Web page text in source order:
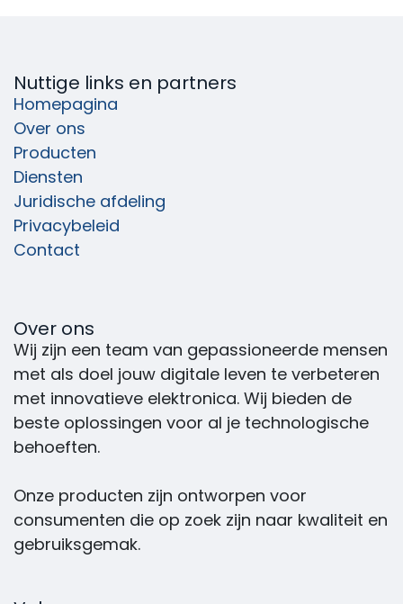
Nuttige links en partners
Homepagina
Over ons
Producten
Diensten
Juridische afdeling
Privacybeleid
Contact
Over ons
Wij zijn een team van gepassioneerde mensen
met als doel jouw digitale leven te verbeteren
met innovatieve elektronica. Wij bieden de
beste oplossingen voor al je technologische
behoeften.
Onze producten zijn ontworpen voor
consumenten die op zoek zijn naar kwaliteit en
gebruiksgemak.